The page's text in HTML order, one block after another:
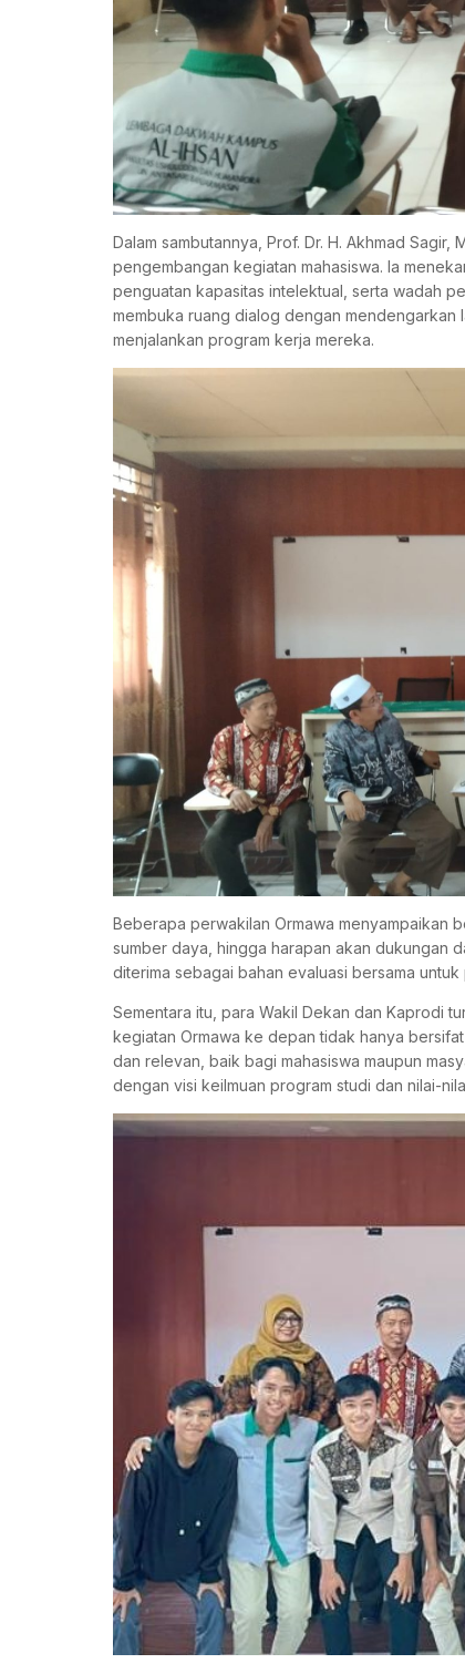
Dalam sambutannya, Prof. Dr. H. Akhmad
pengembangan kegiatan mahasiswa. Ia
penguatan kapasitas intelektual, serta wadah
membuka ruang dialog dengan mendengarkan
menjalankan program kerja mereka.
Beberapa perwakilan Ormawa menyampaikan
sumber daya, hingga harapan akan dukungan
diterima sebagai bahan evaluasi bersama
Sementara itu, para Wakil Dekan dan Kaprodi
kegiatan Ormawa ke depan tidak hanya
dan relevan, baik bagi mahasiswa maupun
dengan visi keilmuan program studi dan nilai-